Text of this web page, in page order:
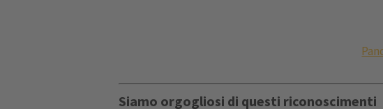
Siamo orgogliosi di questi riconoscimenti